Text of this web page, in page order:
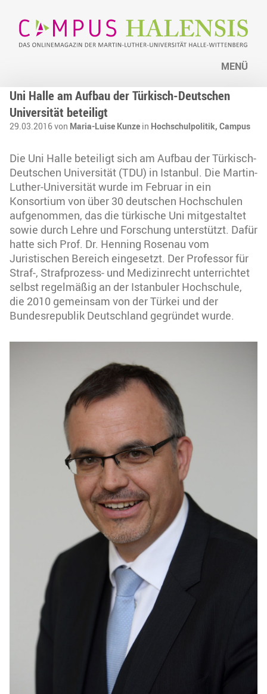
MENÜ
Uni Halle am Aufbau der Türkisch-Deutschen
Universität beteiligt
29.03.2016 von Maria-Luise Kunze in Hochschulpolitik, Campus
Die Uni Halle beteiligt sich am Aufbau der Türkisch-
Deutschen Universität (TDU) in Istanbul. Die Martin-
Luther-Universität wurde im Februar in ein
Konsortium von über 30 deutschen Hochschulen
aufgenommen, das die türkische Uni mitgestaltet
sowie durch Lehre und Forschung unterstützt. Dafür
hatte sich Prof. Dr. Henning Rosenau vom
Juristischen Bereich eingesetzt. Der Professor für
Straf-, Strafprozess- und Medizinrecht unterrichtet
selbst regelmäßig an der Istanbuler Hochschule,
die 2010 gemeinsam von der Türkei und der
Bundesrepublik Deutschland gegründet wurde.